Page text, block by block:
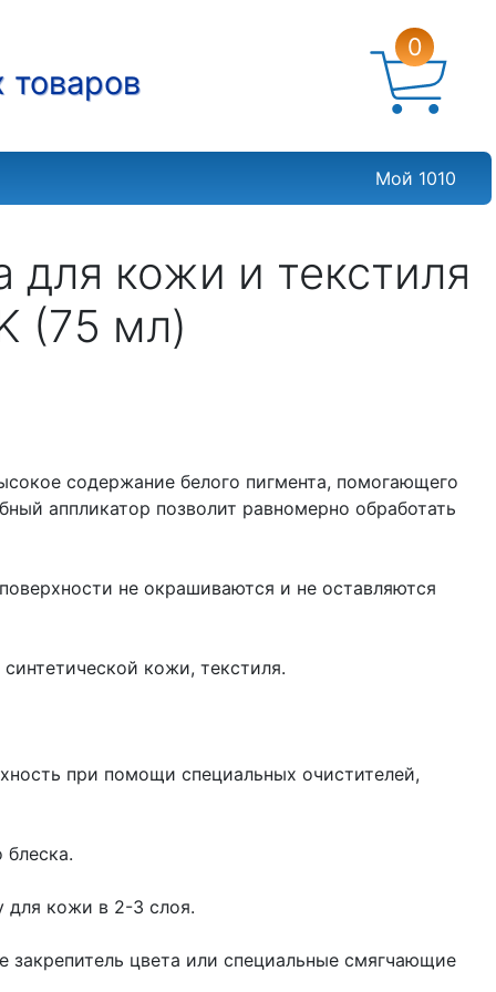
товаров
0
Мой 1010
кожи и текстиля
(75 мл)
содержание белого пигмента, помогающего
аппликатор позволит равномерно обработать
не окрашиваются и не оставляются
кожи, текстиля.
при помощи специальных очистителей,
для кожи в 2-3 слоя.
закрепитель цвета или специальные смягчающие